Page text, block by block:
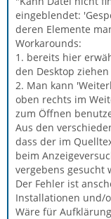
eingeblendet:
deren Elemente
Workarounds:
1. bereits hier
den Desktop ziehen
2. Man kann
oben rechts im
zum Öffnen
Aus den
dass der im
beim
vergebens gesucht
Der Fehler ist
Installationen und/
Wäre für